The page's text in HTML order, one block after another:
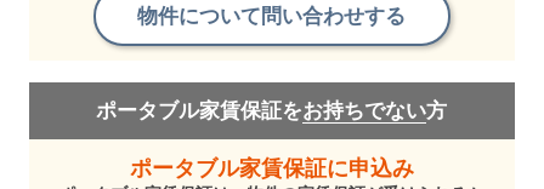
物件について問い合わせする
ポータブル家賃保証をお持ちでない方
ポータブル家賃保証に申込み